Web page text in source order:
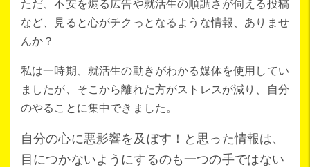
ただ、不安を煽る広告や就活生の順調さが伺える投稿
など、見ると心がチクっとなるような情報、ありませ
んか？
私は一時期、就活生の動きがわかる媒体を使用してい
ましたが、そこから離れた方がストレスが減り、自分
のやることに集中できました。
自分の心に悪影響を及ぼす！と思った情報は、
目につかないようにするのも一つの手ではない